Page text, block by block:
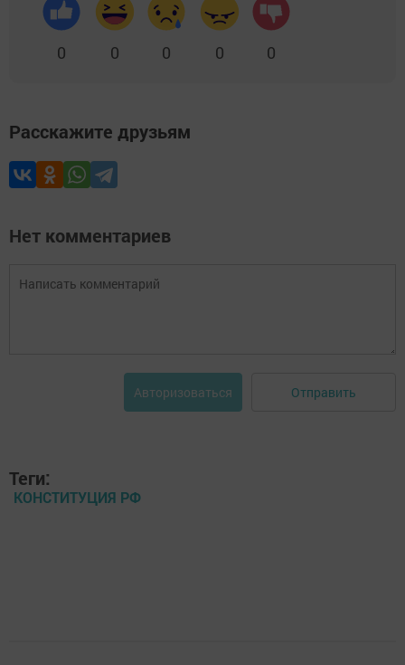
0 0 0 0 0
Расскажите друзьям
Нет комментариев
Авторизоваться Отправить
Теги:
КОНСТИТУЦИЯ РФ